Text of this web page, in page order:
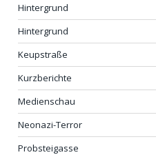
Hintergrund
Hintergrund
Keupstraße
Kurzberichte
Medienschau
Neonazi-Terror
Probsteigasse